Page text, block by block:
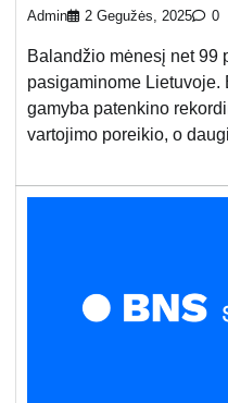
Admin 2 Gegužės, 2025 0
Balandžio mėnesį net 99
pasigaminome Lietuvoje.
gamyba patenkino
vartojimo poreikio, o